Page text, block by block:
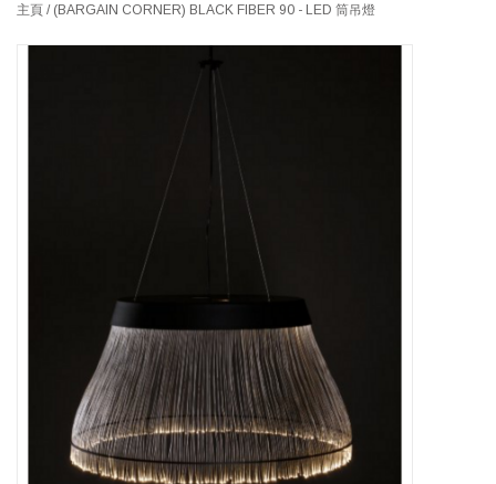
LIGHTING 燈飾燈具
LATEST ARRIVALS 最新扺港
MATER 系列
FREDERICIA 系列
新斯堪的納維亞餐具角 @ MANKS
主頁 / (BARGAIN CORNER) BLACK FIBER 90 - LED 筒吊燈